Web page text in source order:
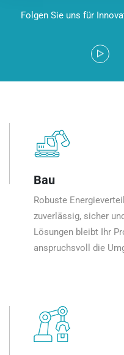
Folgen Sie uns für
Bau
Robuste
zuverlässig, sicher
Lösungen bleibt Ihr
anspruchsvoll die